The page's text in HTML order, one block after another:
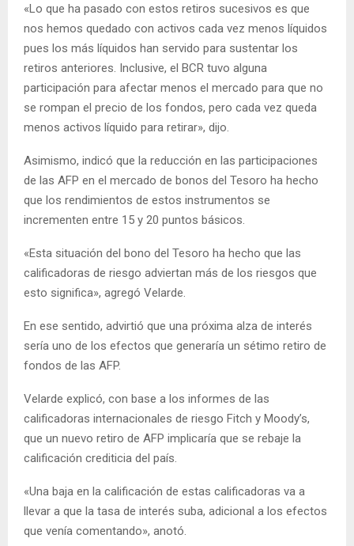
«Lo que ha pasado con estos retiros sucesivos es que
nos hemos quedado con activos cada vez menos líquidos
pues los más líquidos han servido para sustentar los
retiros anteriores. Inclusive, el BCR tuvo alguna
participación para afectar menos el mercado para que no
se rompan el precio de los fondos, pero cada vez queda
menos activos líquido para retirar», dijo.
Asimismo, indicó que la reducción en las participaciones
de las AFP en el mercado de bonos del Tesoro ha hecho
que los rendimientos de estos instrumentos se
incrementen entre 15 y 20 puntos básicos.
«Esta situación del bono del Tesoro ha hecho que las
calificadoras de riesgo adviertan más de los riesgos que
esto significa», agregó Velarde.
En ese sentido, advirtió que una próxima alza de interés
sería uno de los efectos que generaría un sétimo retiro de
fondos de las AFP.
Velarde explicó, con base a los informes de las
calificadoras internacionales de riesgo Fitch y Moody’s,
que un nuevo retiro de AFP implicaría que se rebaje la
calificación crediticia del país.
«Una baja en la calificación de estas calificadoras va a
llevar a que la tasa de interés suba, adicional a los efectos
que venía comentando», anotó.